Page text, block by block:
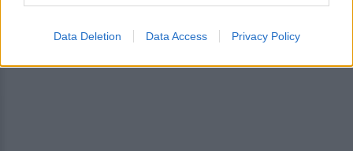
Data Deletion Data Access Privacy Policy